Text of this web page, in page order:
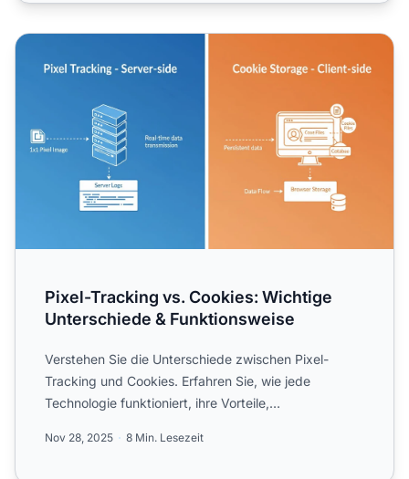
Pixel-Tracking vs. Cookies: Wichtige Unterschiede &
Pixel-Tracking vs. Cookies: Wichtige
Unterschiede & Funktionsweise
Verstehen Sie die Unterschiede zwischen Pixel-
Tracking und Cookies. Erfahren Sie, wie jede
Technologie funktioniert, ihre Vorteile,
Nov 28, 2025 8 Min. Lesezeit